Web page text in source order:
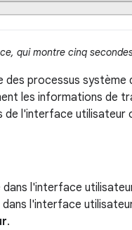
qui montre cinq
processus système
les informations de
l'interface utilisateur
l'interface
l'interface
.